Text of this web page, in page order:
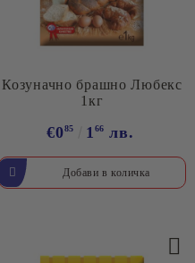
Козуначно брашно Любекс
1кг
€085 1 66 лв.